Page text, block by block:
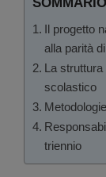
Il progetto
alla parità
La
scolastico
triennio